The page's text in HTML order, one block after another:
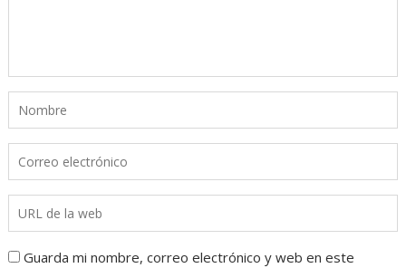
Guarda mi nombre, correo electrónico y web en este